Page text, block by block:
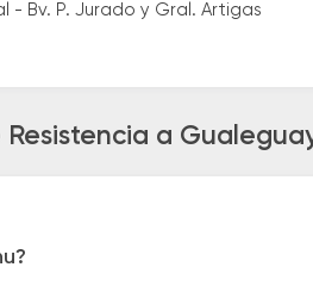
- Bv. P. Jurado y Gral. Artigas
a